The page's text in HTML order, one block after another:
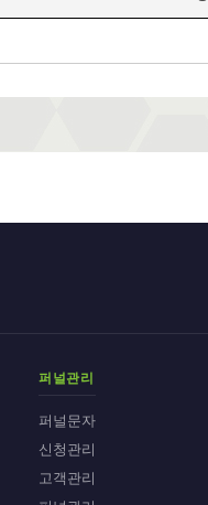
퍼널관리
퍼널문자
신청관리
고객관리